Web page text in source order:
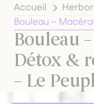
Accueil
Bouleau –
Bouleau
Détox &
– Le